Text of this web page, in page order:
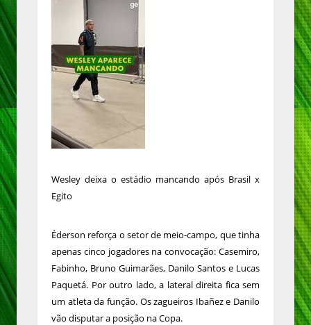
Wesley deixa o estádio mancando após Brasil x
Egito
Éderson reforça o setor de meio-campo, que tinha
apenas cinco jogadores na convocação: Casemiro,
Fabinho, Bruno Guimarães, Danilo Santos e Lucas
Paquetá. Por outro lado, a lateral direita fica sem
um atleta da função. Os zagueiros Ibañez e Danilo
vão disputar a posição na Copa.